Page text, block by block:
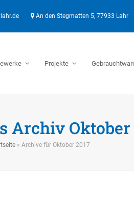
An den Stegmatten 5, 77933 Lahr
Projekte
Archiv Oktober
» Archive für Oktober 2017